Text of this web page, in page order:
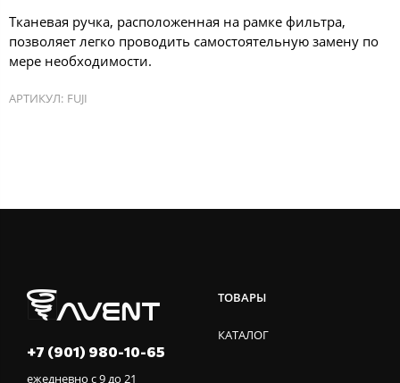
Тканевая ручка, расположенная на рамке фильтра,
позволяет легко проводить самостоятельную замену по
мере необходимости.
АРТИКУЛ: FUJI
+7 (901) 980-10-65
ежедневно с 9 до 21
ТОВАРЫ
КАТАЛОГ